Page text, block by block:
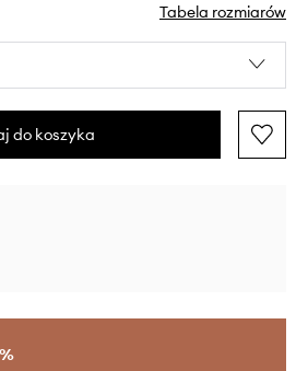
Tabela rozmiarów
do koszyka